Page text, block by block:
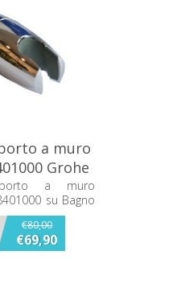
a muro
Grohe
a muro
su Bagno
e qualità
Scopri di
€80,00
€69,90